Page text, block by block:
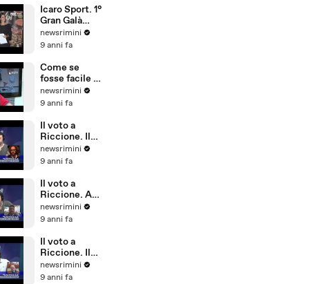
dipendenti
che parlano
tedesco
Icaro Sport. 1°
Gran Galà
della Seconda
Categoria
newsrimini
9 anni fa
Come se
fosse facile -
Special Crabs
newsrimini
9 anni fa
Il voto a
Riccione. Il
commento di
Andrea
(Movimento 5
Stelle)
newsrimini
9 anni fa
Il voto a
Riccione. A
Tempo Reale
commento di
(Patto Civico
Riccione)
newsrimini
9 anni fa
Il voto a
Riccione. Il
commento di
Parmeggiani
newsrimini
9 anni fa